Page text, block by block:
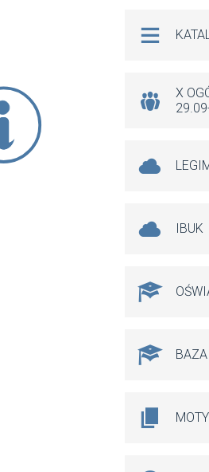
Na
X
IBUK